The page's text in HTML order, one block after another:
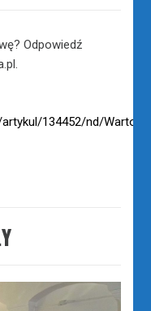
Odpowiedź
134452/nd/Warto-